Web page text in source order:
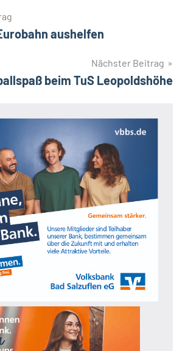
aushelfen
Nächster Beitrag
beim TuS Leopoldshöhe